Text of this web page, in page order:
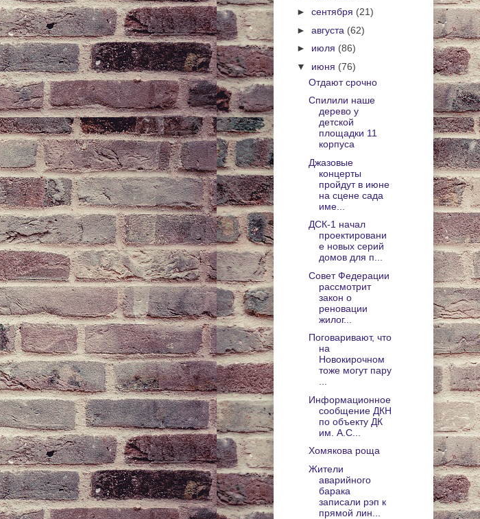
► сентября (21)
► августа (62)
► июля (86)
▼ июня (76)
Отдают срочно
Спилили наше
дерево у
детской
площадки 11
корпуса
Джазовые
концерты
пройдут в июне
на сцене сада
име...
ДСК-1 начал
проектировани
е новых серий
домов для п...
Совет Федерации
рассмотрит
закон о
реновации
жилог...
Поговаривают, что
на
Новокирочном
тоже могут пару
Информационное
сообщение ДКН
по объекту ДК
им. А.С...
Хомякова роща
Жители
аварийного
барака
записали рэп к
прямой лин...